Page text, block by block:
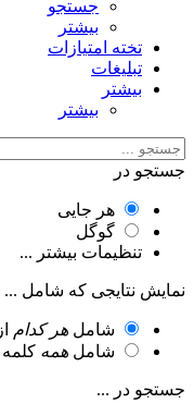
جستجو
بیشتر
تخته امتیازات
تبلیغات
بیشتر
بیشتر
جستجو در
هر جایی
گوگل
تنظیمات بیشتر ...
نمایش نتایجی که شامل ...
شامل هر کدام
شامل همه
جستجو در ...